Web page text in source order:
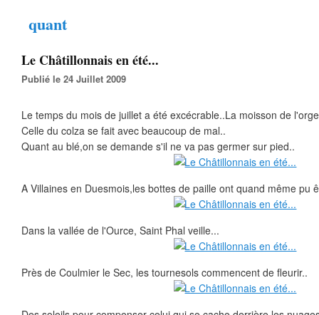
quant
Le Châtillonnais en été...
Publié le 24 Juillet 2009
Le temps du mois de juillet a été excécrable..La moisson de
Celle du colza se fait avec beaucoup de mal..
Quant au blé,on se demande s'il ne va pas germer sur pied..
A Villaines en Duesmois,les bottes de paille ont quand même pu
Dans la vallée de l'Ource, Saint Phal veille...
Près de Coulmier le Sec, les tournesols commencent de fleurir..